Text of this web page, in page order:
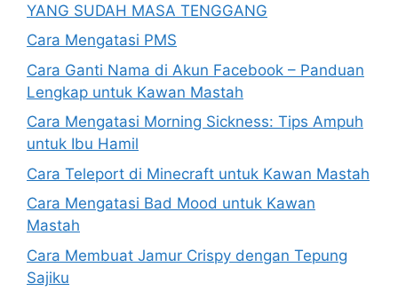
YANG SUDAH MASA TENGGANG
Cara Mengatasi PMS
Cara Ganti Nama di Akun Facebook – Panduan
Lengkap untuk Kawan Mastah
Cara Mengatasi Morning Sickness: Tips Ampuh
untuk Ibu Hamil
Cara Teleport di Minecraft untuk Kawan Mastah
Cara Mengatasi Bad Mood untuk Kawan
Mastah
Cara Membuat Jamur Crispy dengan Tepung
Sajiku